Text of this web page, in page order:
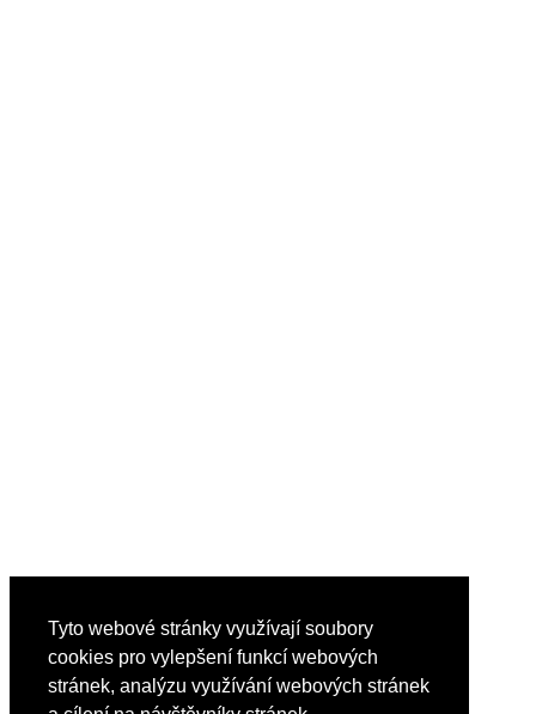
Tyto webové stránky využívají soubory
cookies pro vylepšení funkcí webových
stránek, analýzu využívání webových stránek